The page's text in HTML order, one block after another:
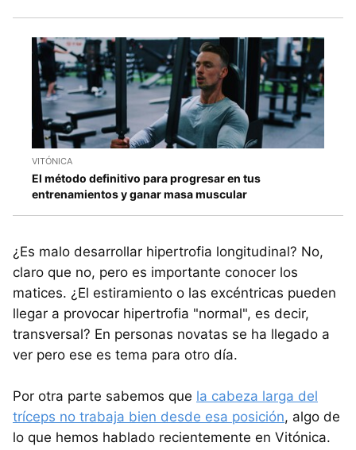
VITÓNICA
El método definitivo para progresar en tus
entrenamientos y ganar masa muscular
¿Es malo desarrollar hipertrofia longitudinal? No,
claro que no, pero es importante conocer los
matices. ¿El estiramiento o las excéntricas pueden
llegar a provocar hipertrofia "normal", es decir,
transversal? En personas novatas se ha llegado a
ver pero ese es tema para otro día.
Por otra parte sabemos que la cabeza larga del
tríceps no trabaja bien desde esa posición, algo de
lo que hemos hablado recientemente en Vitónica.